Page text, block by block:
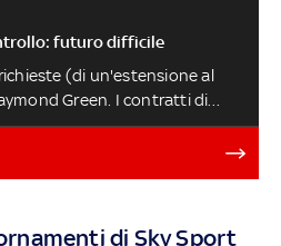
futuro difficile
(di un'estensione al
Green. I contratti di
e in parte anche quello di
delle scelte importanti al
di Sky Sport